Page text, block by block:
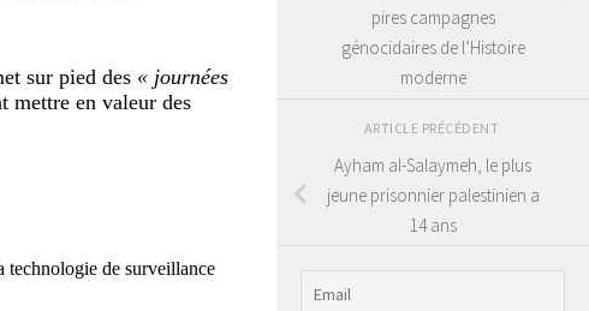
sur pied des « journées
mettre en valeur des
technologie de surveillance
pires campagnes
génocidaires de l’Histoire
moderne
ARTICLE PRÉCÉDENT
Ayham al-Salaymeh, le plus
jeune prisonnier palestinien a
14 ans